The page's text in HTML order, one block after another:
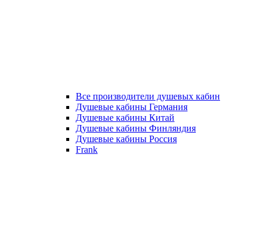
Все производители душевых кабин
Душевые кабины Германия
Душевые кабины Китай
Душевые кабины Финляндия
Душевые кабины Россия
Frank